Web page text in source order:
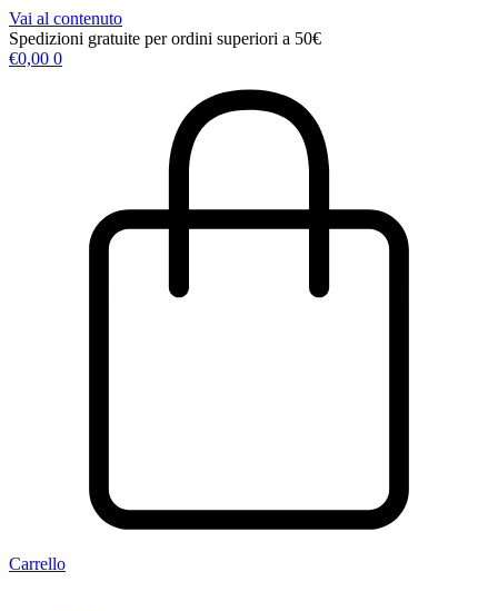
Vai al contenuto
Spedizioni gratuite per ordini superiori a 50€
€0,00 0
Carrello